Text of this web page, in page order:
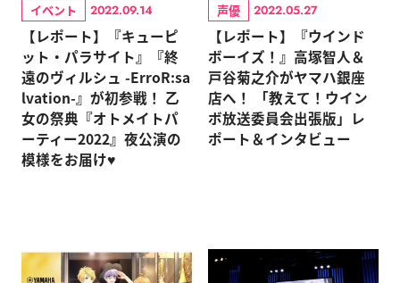
イベント 2022.09.14
【レポート】『キューピ
ット・パラサイト』『終
遠のヴィルシュ -ErroR:sa
lvation-』が初参戦！ 乙
女の祭典『オトメイトパ
ーティー2022』夜公演の
模様をお届け♥
声優 2022.05.27
【レポート】『ウインド
ボーイズ！』高塚智人＆
戸谷菊之介がヤマハ銀座
店へ！ 「教えて！ウイン
ボ放送委員会出張版」レ
ポート＆インタビュー